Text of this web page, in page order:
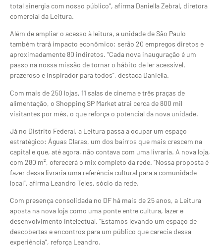
total sinergia com nosso público”, afirma Daniella Zebral, diretora
comercial da Leitura.
Além de ampliar o acesso à leitura, a unidade de São Paulo
também trará impacto econômico: serão 20 empregos diretos e
aproximadamente 80 indiretos. “Cada nova inauguração é um
passo na nossa missão de tornar o hábito de ler acessível,
prazeroso e inspirador para todos”, destaca Daniella.
Com mais de 250 lojas, 11 salas de cinema e três praças de
alimentação, o Shopping SP Market atrai cerca de 800 mil
visitantes por mês, o que reforça o potencial da nova unidade.
Já no Distrito Federal, a Leitura passa a ocupar um espaço
estratégico: Águas Claras, um dos bairros que mais crescem na
capital e que, até agora, não contava com uma livraria. A nova loja,
com 280 m², oferecerá o mix completo da rede. “Nossa proposta é
fazer dessa livraria uma referência cultural para a comunidade
local”, afirma Leandro Teles, sócio da rede.
Com presença consolidada no DF há mais de 25 anos, a Leitura
aposta na nova loja como uma ponte entre cultura, lazer e
desenvolvimento intelectual. “Estamos levando um espaço de
descobertas e encontros para um público que carecia dessa
experiência”, reforça Leandro.